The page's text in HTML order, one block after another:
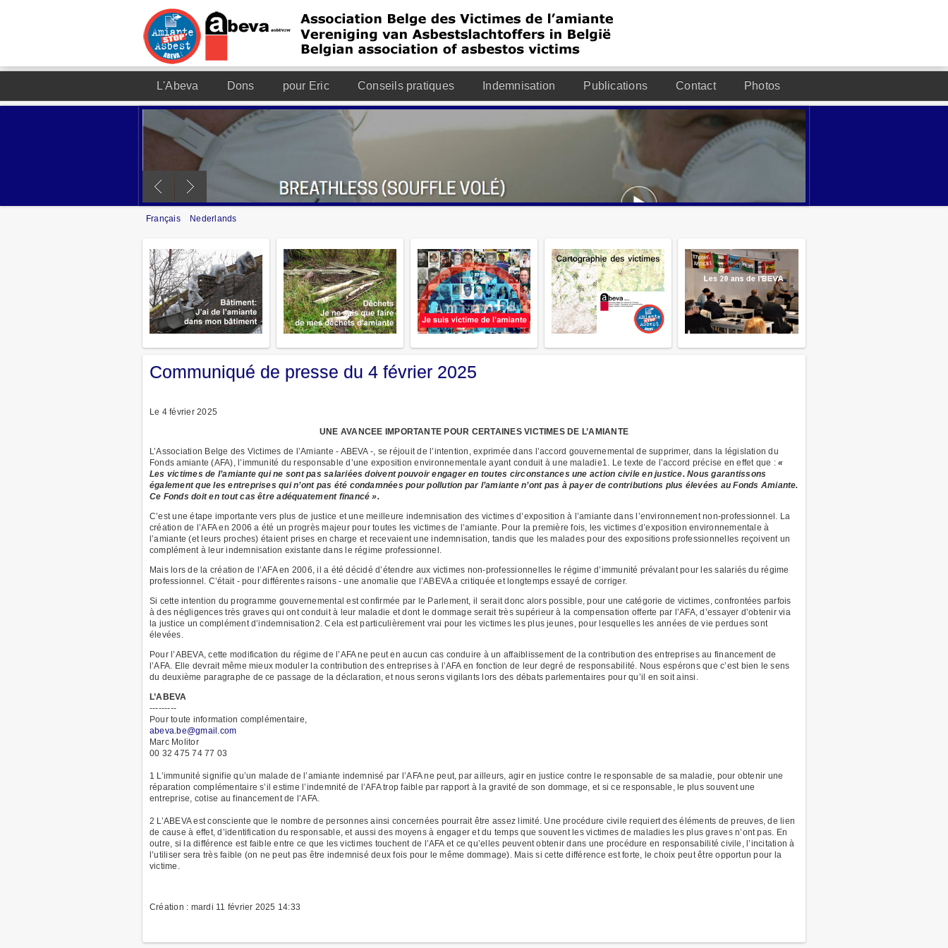
L'Abeva Dons pour Eric Conseils pratiques Indemnisation Publications Contact Photos
Français Nederlands
Communiqué de presse du 4 février 2025
Le 4 février 2025
UNE AVANCEE IMPORTANTE POUR CERTAINES VICTIMES DE L’AMIANTE
L’Association Belge des Victimes de l’Amiante - ABEVA -, se réjouit de l’intention, exprimée dans l’accord gouvernemental de supprimer, dans la législation du
Fonds amiante (AFA), l’immunité du responsable d’une exposition environnementale ayant conduit à une maladie1. Le texte de l’accord précise en effet que :«
Les victimes de l’amiante qui ne sont pas salariées doivent pouvoir engager en toutes circonstances une action civile en justice. Nous garantissons
également que les entreprises qui n’ont pas été condamnées pour pollution par l’amiante n’ont pas à payer de contributions plus élevées au Fonds Amiante.
Ce Fonds doit en tout cas être adéquatement financé ».
C’est une étape importante vers plus de justice et une meilleure indemnisation des victimes d’exposition à l’amiante dans l’environnement non-professionnel. La
création de l’AFA en 2006 a été un progrès majeur pour toutes les victimes de l’amiante. Pour la première fois, les victimes d’exposition environnementale à
l’amiante (et leurs proches) étaient prises en charge et recevaient une indemnisation, tandis que les malades pour des expositions professionnelles reçoivent un
complément à leur indemnisation existante dans le régime professionnel.
Mais lors de la création de l’AFA en 2006, il a été décidé d’étendre aux victimes non-professionnelles le régime d’immunité prévalant pour les salariés du régime
professionnel. C’était - pour différentes raisons - une anomalie que l’ABEVA a critiquée et longtemps essayé de corriger.
Si cette intention du programme gouvernemental est confirmée par le Parlement, il serait donc alors possible, pour une catégorie de victimes, confrontées parfois
à des négligences très graves qui ont conduit à leur maladie et dont le dommage serait très supérieur à la compensation offerte par l’AFA, d’essayer d’obtenir via
la justice un complément d’indemnisation2. Cela est particulièrement vrai pour les victimes les plus jeunes, pour lesquelles les années de vie perdues sont
élevées.
Pour l’ABEVA, cette modification du régime de l’AFA ne peut en aucun cas conduire à un affaiblissement de la contribution des entreprises au financement de
l’AFA. Elle devrait même mieux moduler la contribution des entreprises à l’AFA en fonction de leur degré de responsabilité. Nous espérons que c’est bien le sens
du deuxième paragraphe de ce passage de la déclaration, et nous serons vigilants lors des débats parlementaires pour qu’il en soit ainsi.
L’ABEVA
---------
Pour toute information complémentaire,
abeva.be@gmail.com
Marc Molitor
00 32 475 74 77 03
1 L’immunité signifie qu’un malade de l’amiante indemnisé par l’AFA ne peut, par ailleurs, agir en justice contre le responsable de sa maladie, pour obtenir une
réparation complémentaire s’il estime l’indemnité de l’AFA trop faible par rapport à la gravité de son dommage, et si ce responsable, le plus souvent une
entreprise, cotise au financement de l’AFA.
2 L’ABEVA est consciente que le nombre de personnes ainsi concernées pourrait être assez limité. Une procédure civile requiert des éléments de preuves, de lien
de cause à effet, d’identification du responsable, et aussi des moyens à engager et du temps que souvent les victimes de maladies les plus graves n’ont pas. En
outre, si la différence est faible entre ce que les victimes touchent de l’AFA et ce qu’elles peuvent obtenir dans une procédure en responsabilité civile, l’incitation à
l’utiliser sera très faible (on ne peut pas être indemnisé deux fois pour le même dommage). Mais si cette différence est forte, le choix peut être opportun pour la
victime.
Création : mardi 11 février 2025 14:33